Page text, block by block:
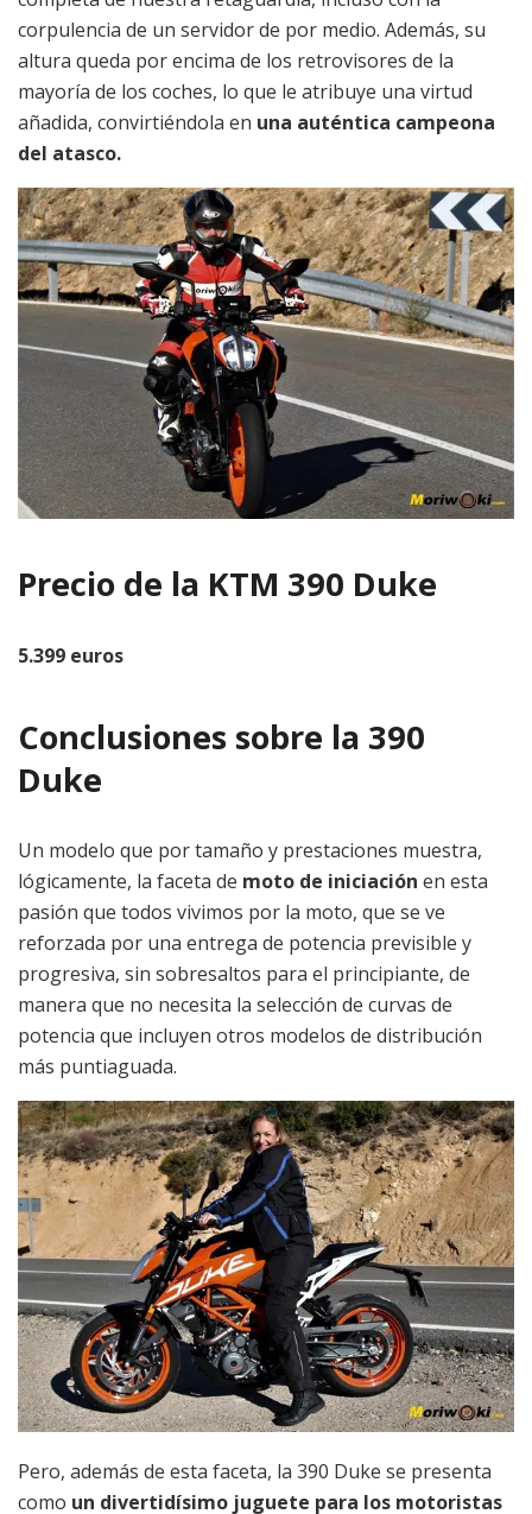
corpulencia de un servidor de por medio. Además, su
altura queda por encima de los retrovisores de la
mayoría de los coches, lo que le atribuye una virtud
añadida, convirtiéndola en una auténtica campeona
del atasco.
Precio de la KTM 390 Duke
5.399 euros
Conclusiones sobre la 390
Duke
Un modelo que por tamaño y prestaciones muestra,
lógicamente, la faceta de moto de iniciación en esta
pasión que todos vivimos por la moto, que se ve
reforzada por una entrega de potencia previsible y
progresiva, sin sobresaltos para el principiante, de
manera que no necesita la selección de curvas de
potencia que incluyen otros modelos de distribución
más puntiaguada.
Pero, además de esta faceta, la 390 Duke se presenta
como un divertidísimo juguete para los motoristas